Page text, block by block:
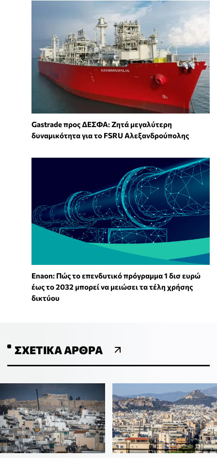
Gastrade προς ΔΕΣΦΑ: Ζητά μεγαλύτερη
δυναμικότητα για το FSRU Αλεξανδρούπολης
Enaon: Πώς το επενδυτικό πρόγραμμα 1 δισ ευρώ
έως το 2032 μπορεί να μειώσει τα τέλη χρήσης
δικτύου
ΣΧΕΤΙΚΆ ΆΡΘΡΑ